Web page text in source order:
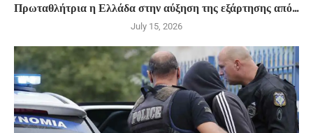
Πρωταθλήτρια η Ελλάδα στην αύξηση της εξάρτησης από...
July 15, 2026